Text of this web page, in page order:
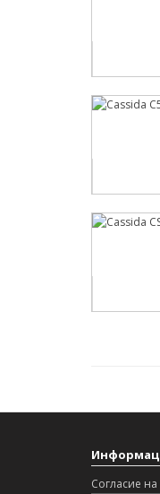
Согласие